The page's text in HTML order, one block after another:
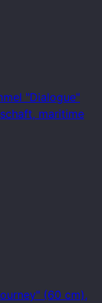
"Dialogue"
maritime
(60 cm),